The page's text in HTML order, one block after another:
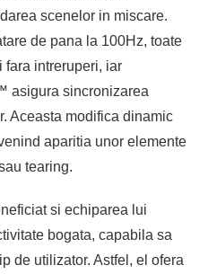
scenelor in miscare.
de pana la 100Hz, toate
fara intreruperi, iar
asigura sincronizarea
Aceasta modifica dinamic
aparitia unor elemente
tearing.
si echiparea lui
bogata, capabila sa
de utilizator. Astfel, el ofera